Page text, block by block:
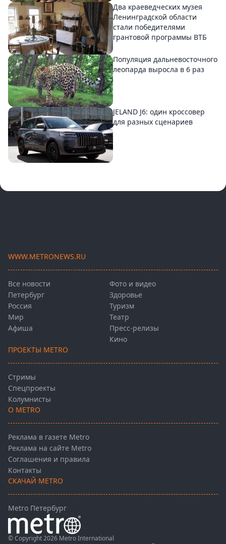
Два краеведческих музея
Ленинградской области
стали победителями
грантовой программы ВТБ
Популяция дальневосточного
леопарда выросла в 6 раз
JELAND J6: один кроссовер
для разных сценариев
WWW.METRONEWS.RU
Все новости
Петербург
Россия
Мир
Афиша
Фото и видео
Здоровье
Туризм
Театр
Пресс-релизы
Кино
ПРОЕКТЫ METRO
Стримы
Спецпроекты
Колумнисты
О METRO
Реклама в газете Metro
Реклама на сайте Metro
Соглашения и правила
Контакты
СКАЧАЙ METRO
Metro Петербург
© Copyright 2026 Metro International